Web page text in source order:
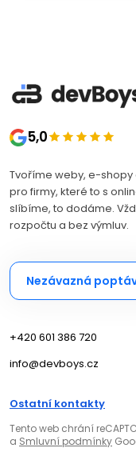
5,0
Tvoříme weby, e-
pro firmy, které to s
slíbíme, to dodáme.
rozpočtu a bez výmluv.
Nezávazná
+420 601 386 720
info@devboys.cz
Ostatní kontakty
Tento web chrání
a Smluvní podmínky